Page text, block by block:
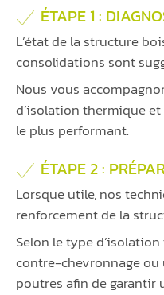
ÉTAPE 1 :
L’état de la structure
consolidations sont
Nous vous
d’isolation thermique
le plus performant.
ÉTAPE 2 :
Lorsque utile, nos
renforcement de la
Selon le type
contre-chevronnage
poutres afin de garantir